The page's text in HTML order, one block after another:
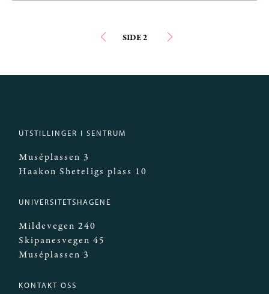
FORRIGE
‹‹
SIDE 2 NESTE
››
UTSTILLINGER I SENTRUM
Muséplassen 3
Haakon Sheteligs plass 10
UNIVERSITETSHAGENE
Mildevegen 240
Skipanesvegen 45
Muséplassen 3
KONTAKT OSS